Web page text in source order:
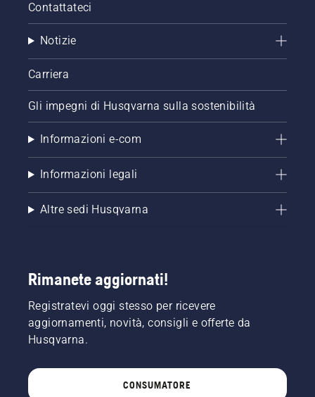
freno
girare il
motore
dal
di
lubrificazione
Contattateci
Notizie
Carriera
Gli impegni di Husqvarna sulla sostenibilità
Informazioni e-com
Informazioni legali
Altre sedi Husqvarna
Rimanete aggiornati!
Registratevi oggi stesso per ricevere
aggiornamenti, novità, consigli e offerte da
Husqvarna.
CONSUMATORE